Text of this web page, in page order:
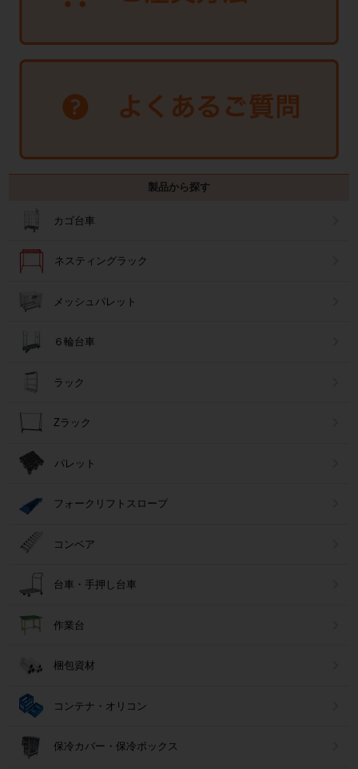
製品から探す
カゴ台車
ネスティングラック
メッシュパレット
６輪台車
ラック
Zラック
パレット
フォークリフトスロープ
コンベア
台車・手押し台車
作業台
梱包資材
コンテナ・オリコン
保冷カバー・保冷ボックス